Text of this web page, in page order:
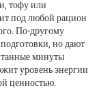
тофу или
под любой рацион
По‑другому
но дают
минуты
уровень энергии
ценностью.